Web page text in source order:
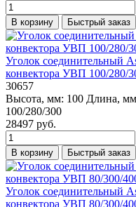
В корзину Быстрый заказ
Уголок соединительный
конвектора УВП 100/280/
30657
Высота, мм: 100 Длина,
100/280/300
28497 руб.
В корзину Быстрый заказ
Уголок соединительный
конвектора УВП 80/300/